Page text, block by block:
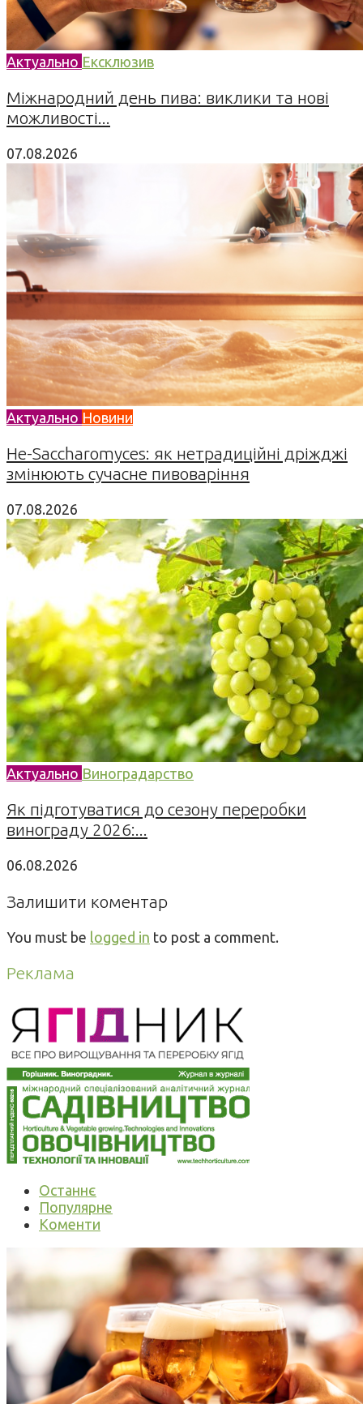
Актуально Ексклюзив
Міжнародний день пива: виклики та нові
можливості...
07.08.2026
Актуально Новини
Не-Saccharomyces: як нетрадиційні дріжджі
змінюють сучасне пивоваріння
07.08.2026
Актуально Виноградарство
Як підготуватися до сезону переробки
винограду 2026:...
06.08.2026
Залишити коментар
You must be logged in to post a comment.
Реклама
Останнє
Популярне
Коменти